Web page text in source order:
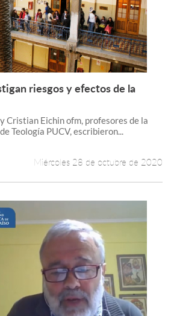
Leer más +
riesgos y efectos de la
Cristian Eichin ofm, profesores de la
Teología PUCV, escribieron...
Miércoles 28 de octubre de 2020